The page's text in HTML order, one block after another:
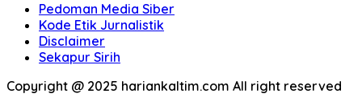
Pedoman Media Siber
Kode Etik Jurnalistik
Disclaimer
Sekapur Sirih
Copyright @ 2025 hariankaltim.com All right reserved